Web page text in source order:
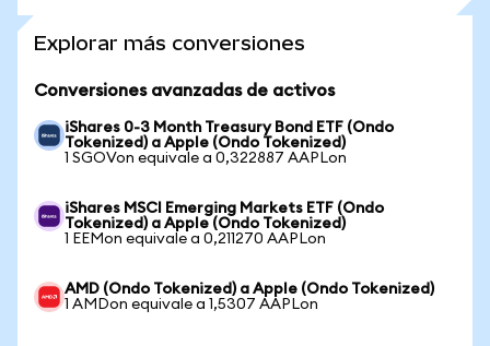
Explorar más conversiones
Conversiones avanzadas de activos
iShares 0-3 Month Treasury Bond ETF (Ondo
Tokenized) a Apple (Ondo Tokenized)
1 SGOVon equivale a 0,322887 AAPLon
iShares MSCI Emerging Markets ETF (Ondo
Tokenized) a Apple (Ondo Tokenized)
1 EEMon equivale a 0,211270 AAPLon
AMD (Ondo Tokenized) a Apple (Ondo Tokenized)
1 AMDon equivale a 1,5307 AAPLon